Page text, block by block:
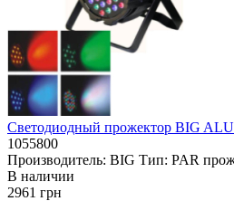
Светодиодный прожектор BIG
1055800
Производитель: BIG Тип: PAR
В наличии
2961 грн